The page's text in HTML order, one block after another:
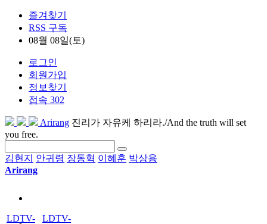
즐겨찾기
RSS 구독
08월 08일(토)
로그인
회원가입
정보찾기
접속 302
Arirang 진리가 자유케 하리라./And the truth will set
you free.
김현지 안귀령 장동혁 이혜훈 박상용
Arirang
LDTV-
LDTV-